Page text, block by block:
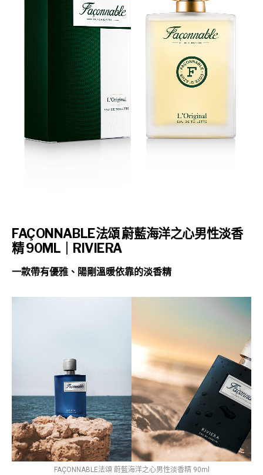
FAÇONNABLE法頌 蔚藍海洋之心男性淡香
精 90ML｜RIVIERA
一款帶有優雅、陽剛溫暖依靠的淡香精
FAÇONNABLE法頌 蔚藍海洋之心男性淡香精 90ml